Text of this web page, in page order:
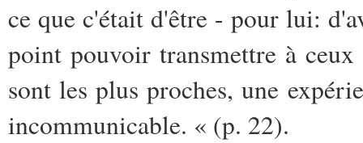
ce que c'était d'être - pour lui:
point pouvoir transmettre à
sont les plus proches, une
incommunicable. « (p. 22).